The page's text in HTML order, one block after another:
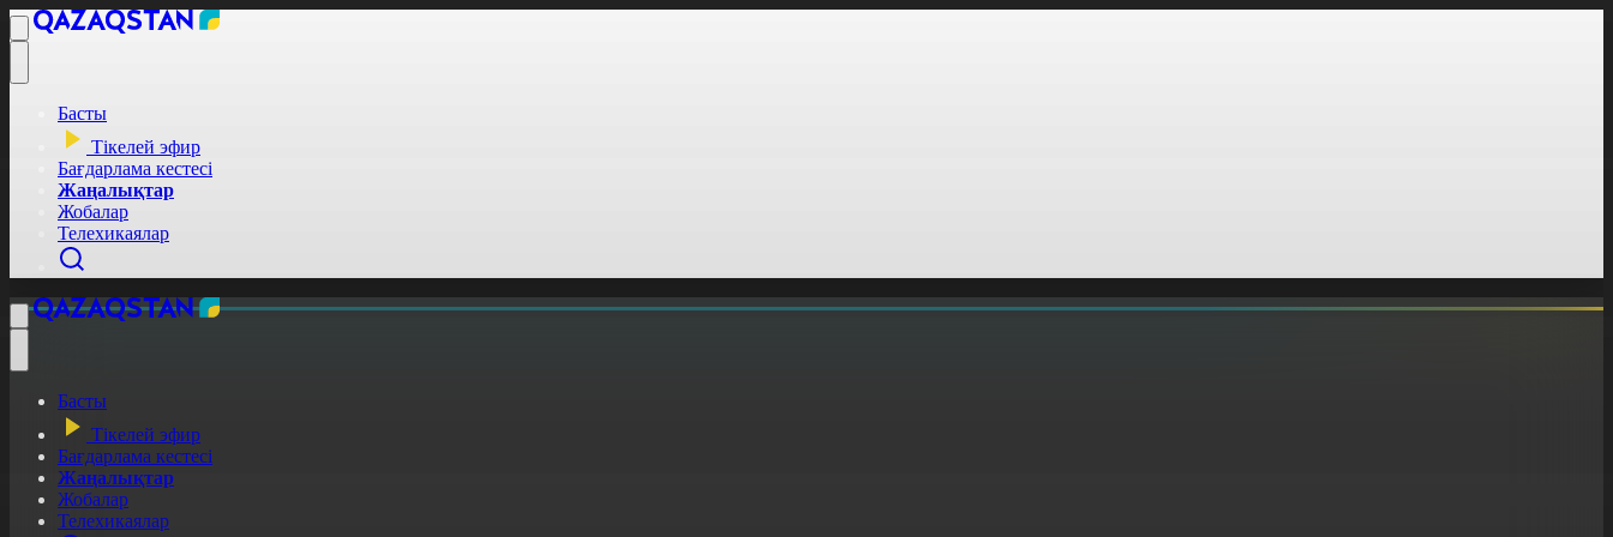
Басты
Тікелей эфир
Бағдарлама кестесі
Жаңалықтар
Жобалар
Телехикаялар
Басты
Тікелей эфир
Бағдарлама кестесі
Жаңалықтар
Жобалар
Телехикаялар